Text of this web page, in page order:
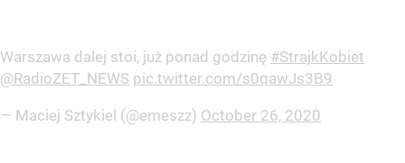
Warszawa dalej stoi, już ponad godzinę #StrajkKobiet
@RadioZET_NEWS pic.twitter.com/s0qawJs3B9
— Maciej Sztykiel (@emeszz) October 26, 2020